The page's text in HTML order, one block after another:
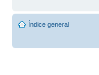
Índice general